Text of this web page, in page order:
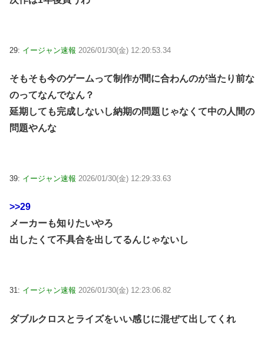
29: イージャン速報 2026/01/30(金) 12:20:53.34
そもそも今のゲームって制作が間に合わんのが当たり前な
のってなんでなん？
延期しても完成しないし納期の問題じゃなくて中の人間の
問題やんな
39: イージャン速報 2026/01/30(金) 12:29:33.63
>>29
メーカーも知りたいやろ
出したくて不具合を出してるんじゃないし
31: イージャン速報 2026/01/30(金) 12:23:06.82
ダブルクロスとライズをいい感じに混ぜて出してくれ